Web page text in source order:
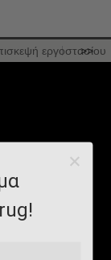
εργοστασίου
>>